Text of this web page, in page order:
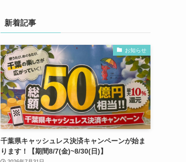
新着記事
お知らせ
千葉県キャッシュレス決済キャンペーンが始ま
ります！【期間8/7(金)~8/30(日)】